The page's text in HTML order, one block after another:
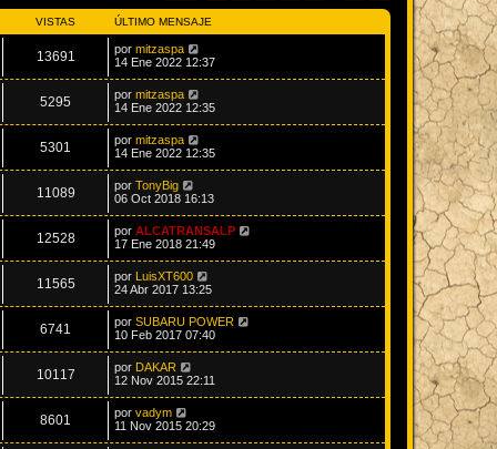
VISTAS ÚLTIMO MENSAJE
13691 por mitzaspa
14 Ene 2022 12:37
5295 por mitzaspa
14 Ene 2022 12:35
5301 por mitzaspa
14 Ene 2022 12:35
11089 por TonyBig
06 Oct 2018 16:13
12528 por ALCATRANSALP
17 Ene 2018 21:49
11565 por LuisXT600
24 Abr 2017 13:25
6741 por SUBARU POWER
10 Feb 2017 07:40
10117 por DAKAR
12 Nov 2015 22:11
8601 por vadym
11 Nov 2015 20:29